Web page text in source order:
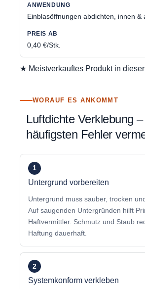
Einblasöffnungen abdichten, innen &
0,40 €/Stk.
★ Meistverkauftes Produkt in
WORAUF ES ANKOMMT
Luftdichte Verklebung
häufigsten Fehler
1
Untergrund vorbereiten
Untergrund muss sauber, trocken
Auf saugenden Untergründen hilft
Haftvermittler. Schmutz und Staub
Haftung dauerhaft.
2
Systemkonform verkleben